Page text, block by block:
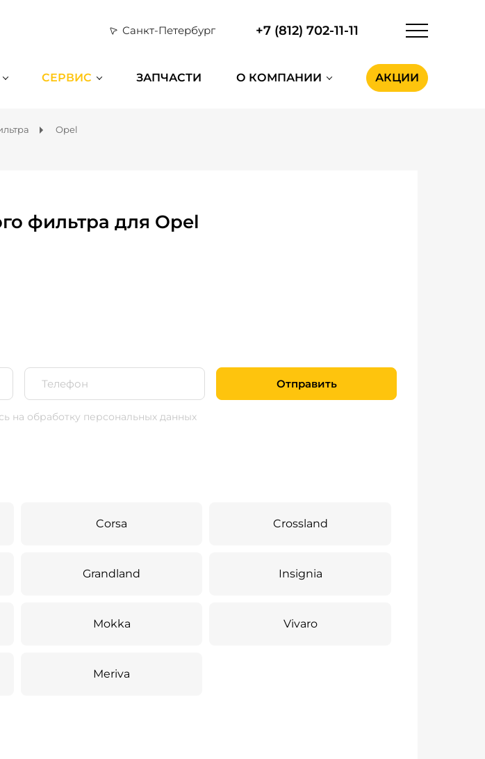
Санкт-Петербург +7 (812) 702-11-11
СЕРВИС ЗАПЧАСТИ О КОМПАНИИ АКЦИИ
Opel
фильтра для Opel
Отправить
на обработку персональных данных
Corsa Crossland
Grandland Insignia
Mokka Vivaro
Meriva